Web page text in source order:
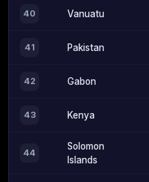
40 Vanuatu
41 Pakistan
42 Gabon
43 Kenya
44
Solomon
Islands